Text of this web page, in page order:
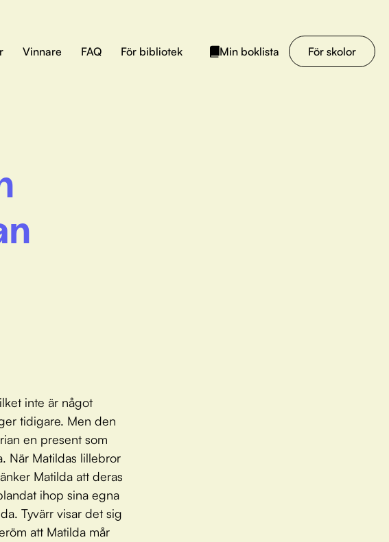
Vinnare FAQ För bibliotek Min boklista För skolor
inte är något
tidigare. Men den
en present som
När Matildas lillebror
Matilda att deras
ihop sina egna
Tyvärr visar det sig
att Matilda mår